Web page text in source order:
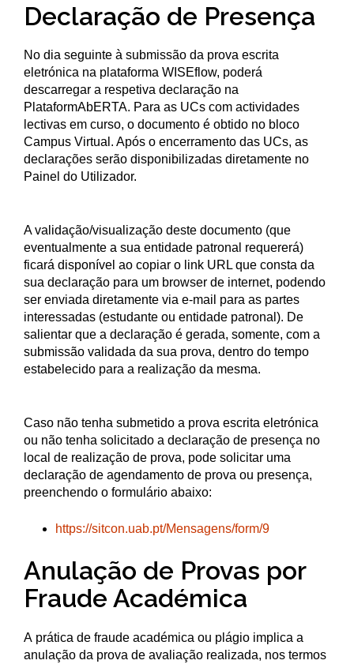
Declaração de Presença
No dia seguinte à submissão da prova escrita
eletrónica na plataforma WISEflow, poderá
descarregar a respetiva declaração na
PlataformAbERTA. Para as UCs com actividades
lectivas em curso, o documento é obtido no bloco
Campus Virtual. Após o encerramento das UCs, as
declarações serão disponibilizadas diretamente no
Painel do Utilizador.
A validação/visualização deste documento (que
eventualmente a sua entidade patronal requererá)
ficará disponível ao copiar o link URL que consta da
sua declaração para um browser de internet, podendo
ser enviada diretamente via e-mail para as partes
interessadas (estudante ou entidade patronal). De
salientar que a declaração é gerada, somente, com a
submissão validada da sua prova, dentro do tempo
estabelecido para a realização da mesma.
Caso não tenha submetido a prova escrita eletrónica
ou não tenha solicitado a declaração de presença no
local de realização de prova, pode solicitar uma
declaração de agendamento de prova ou presença,
preenchendo o formulário abaixo:
https://sitcon.uab.pt/Mensagens/form/9
Anulação de Provas por
Fraude Académica
A prática de fraude académica ou plágio implica a
anulação da prova de avaliação realizada, nos termos